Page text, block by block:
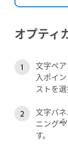
オプティ
文字ペ
入ポイ
ストを選
文字パ
ニング
す。